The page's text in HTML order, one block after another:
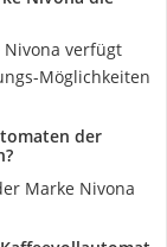
verfügt
Möglichkeiten
der
Marke Nivona